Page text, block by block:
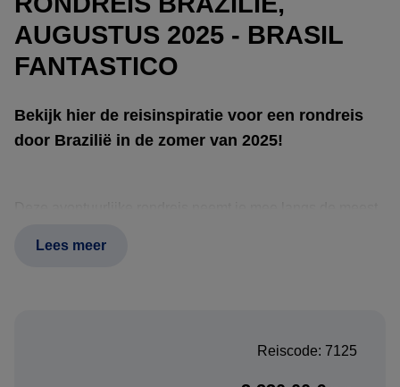
AUGUSTUS 2025 - BRASIL
FANTASTICO
Bekijk hier de reisinspiratie voor een rondreis
door Brazilië in de zomer van 2025!
onderwaterwereld van Bonito, gevolgd door een safari in
Lees meer
Reiscode: 7125